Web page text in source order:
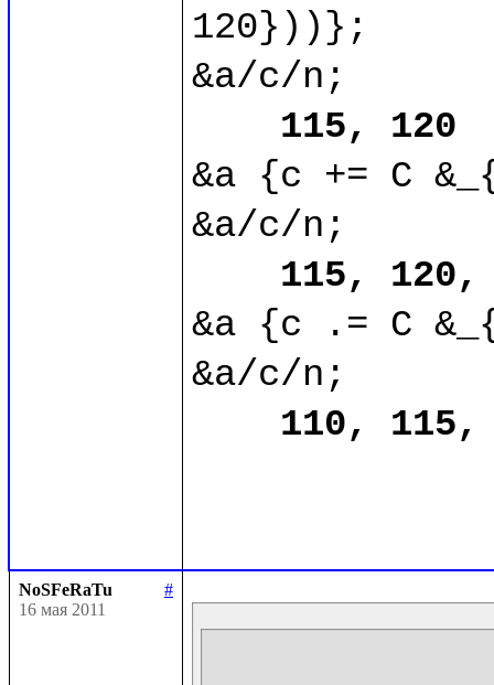
120}))};
&a/c/n;
115, 120
&a {c += C
&a/c/n;
115, 120,
&a {c .= C
&a/c/n;
110, 115,
NoSFeRaTu
#
16 мая 2011